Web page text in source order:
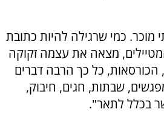
מוכר. כמי שרגילה להיות כתובת
מצאה את עצמה זקוקה
כל כך הרבה דברים
שבתות, חגים, חיבוק,
בכלל לתאר".